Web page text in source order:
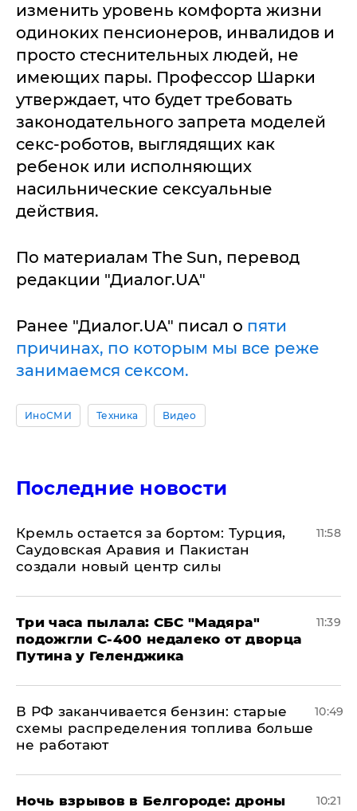
изменить уровень комфорта жизни
одиноких пенсионеров, инвалидов и
просто стеснительных людей, не
имеющих пары. Профессор Шарки
утверждает, что будет требовать
законодательного запрета моделей
секс-роботов, выглядящих как
ребенок или исполняющих
насильнические сексуальные
действия.
По материалам The Sun, перевод
редакции "Диалог.UA"
Ранее "Диалог.UA" писал о пяти
причинах, по которым мы все реже
занимаемся сексом.
ИноСМИ Техника Видео
Последние новости
​Кремль остается за бортом: Турция,
Саудовская Аравия и Пакистан
создали новый центр силы
11:58
Три часа пылала: СБС "Мадяра"
подожгли С-400 недалеко от дворца
Путина у Геленджика
11:39
​В РФ заканчивается бензин: старые
схемы распределения топлива больше
не работают
10:49
​Ночь взрывов в Белгороде: дроны
10:21